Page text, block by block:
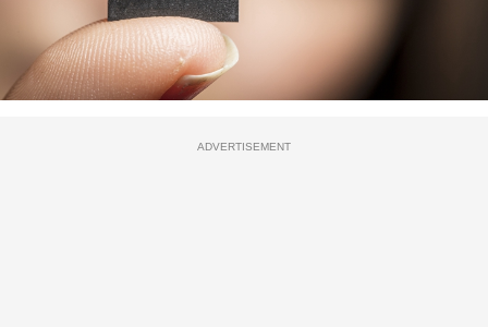
ADVERTISEMENT